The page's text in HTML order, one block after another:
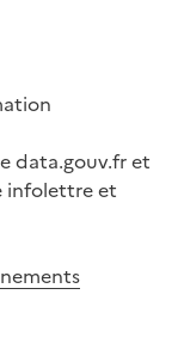
data.gouv.fr et
infolettre et